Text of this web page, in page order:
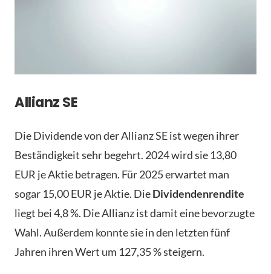
Allianz SE
Die Dividende von der Allianz SE ist wegen ihrer
Beständigkeit sehr begehrt. 2024 wird sie 13,80
EUR je Aktie betragen. Für 2025 erwartet man
sogar 15,00 EUR je Aktie. DieDividendenrendite
liegt bei 4,8 %. Die Allianz ist damit eine bevorzugte
Wahl. Außerdem konnte sie in den letzten fünf
Jahren ihren Wert um 127,35 % steigern.